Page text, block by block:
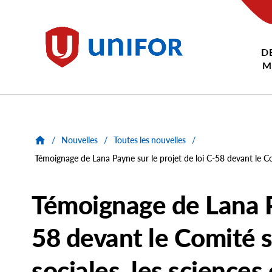
Unifor
/ Nouvelles / Toutes les nouvelles
/
Témoignage de Lana Payne sur le projet de loi C-58 devant le
Témoignage de
58 devant le Comité